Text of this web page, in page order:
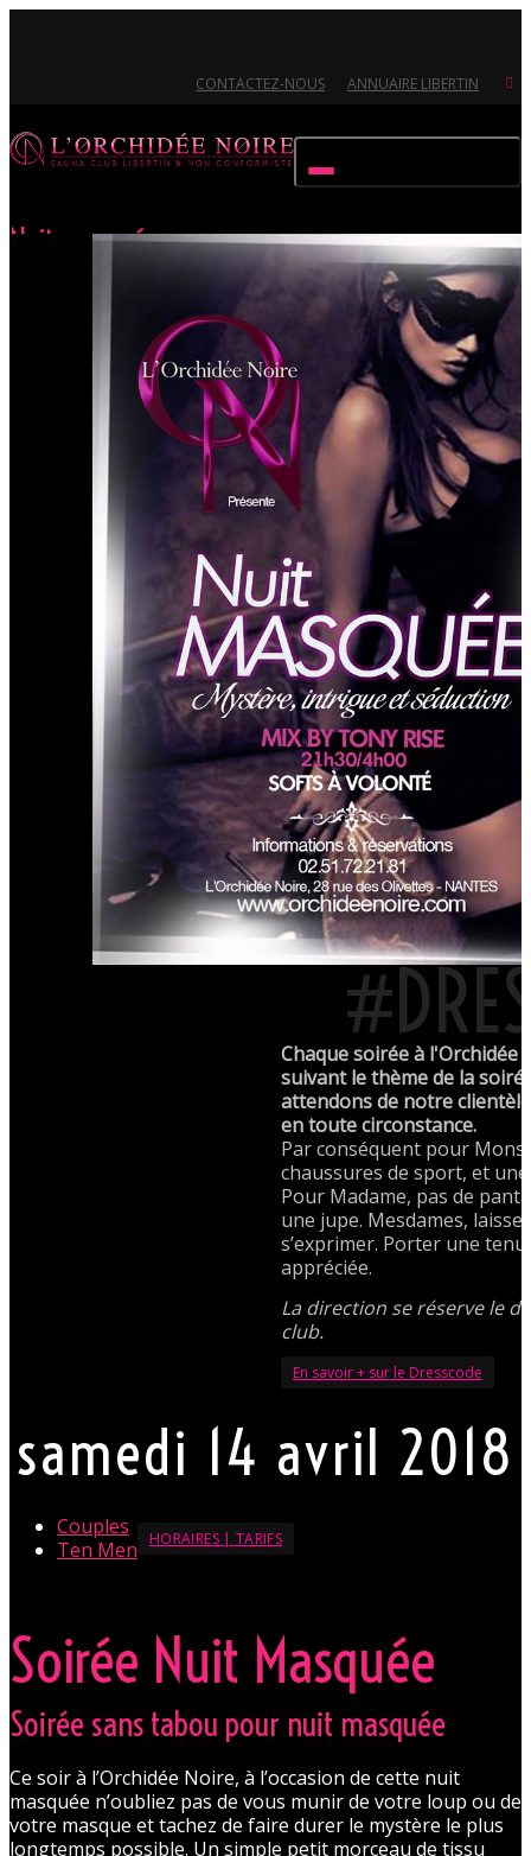
CONTACTEZ-NOUS ANNUAIRE LIBERTIN
Nuit masquée
Ouvert 7/7 - Pour toutes informations, contactez-nous au 02.51.72.21.81
Chaque soirée à l'Orchidée
suivant le thème de la
attendons de notre
en toute circonstance.
Par conséquent pour
chaussures de sport, et
Pour Madame, pas de
une jupe. Mesdames,
s’exprimer. Porter une
appréciée.
La direction se réserve le
club.
En savoir + sur le Dresscode
samedi 14 avril 2018
Couples
Ten Men
HORAIRES | TARIFS
Soirée Nuit Masquée
Soirée sans tabou pour nuit masquée
Ce soir à l’Orchidée Noire, à l’occasion de cette nuit
masquée n’oubliez pas de vous munir de votre loup ou de
votre masque et tachez de faire durer le mystère le plus
longtemps possible. Un simple petit morceau de tissu